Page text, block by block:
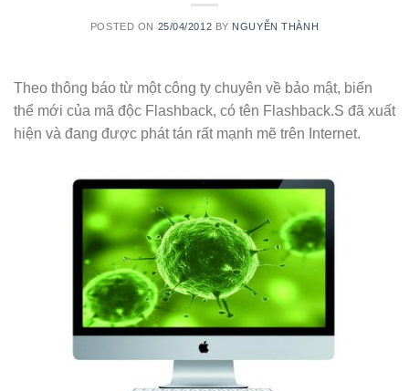
POSTED ON 25/04/2012 BY NGUYỄN THÀNH
Theo thông báo từ một công ty chuyên về bảo mật, biến
thể mới của mã độc Flashback, có tên Flashback.S đã xuất
hiện và đang được phát tán rất mạnh mẽ trên Internet.